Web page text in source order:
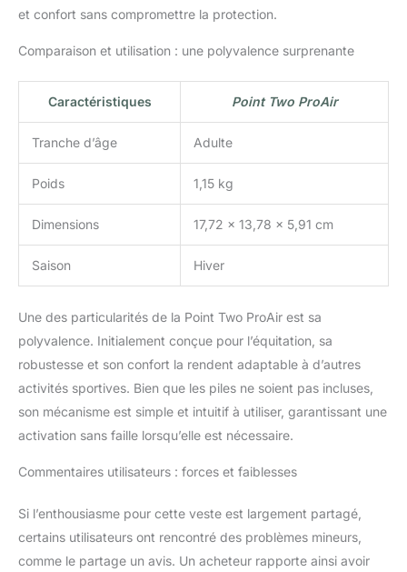
et confort sans compromettre la protection.
Comparaison et utilisation : une polyvalence surprenante
Caractéristiques Point Two ProAir
Tranche d’âge Adulte
Poids 1,15 kg
Dimensions 17,72 x 13,78 x 5,91 cm
Saison Hiver
Une des particularités de la Point Two ProAir est sa
polyvalence. Initialement conçue pour l’équitation, sa
robustesse et son confort la rendent adaptable à d’autres
activités sportives. Bien que les piles ne soient pas incluses,
son mécanisme est simple et intuitif à utiliser, garantissant une
activation sans faille lorsqu’elle est nécessaire.
Commentaires utilisateurs : forces et faiblesses
Si l’enthousiasme pour cette veste est largement partagé,
certains utilisateurs ont rencontré des problèmes mineurs,
comme le partage un avis. Un acheteur rapporte ainsi avoir